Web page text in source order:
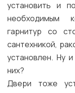
установить и
необходимым
гарнитур со
сантехникой,
установлен. Ну
них?
Двери тоже